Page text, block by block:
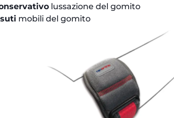
lussazione del gomito
mobili del gomito